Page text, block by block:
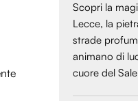
Scopri la
Lecce, la
strade
animano di
cuore del